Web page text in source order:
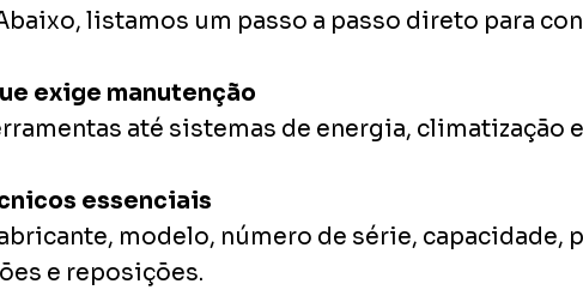
listamos um passo a passo direto para
exige manutenção
até sistemas de energia, climatização
essenciais
modelo, número de série, capacidade,
e reposições.